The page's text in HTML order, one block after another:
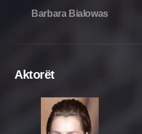
Barbara Bialowas
Aktorët